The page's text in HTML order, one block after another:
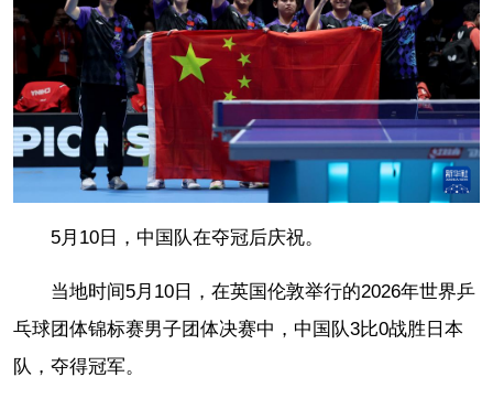
国情 助残 一带一路
海洋 草原 湾区
联盟 心理 老年
5月10日，中国队在夺冠后庆祝。
当地时间5月10日，在英国伦敦举行的2026年世界乒
乓球团体锦标赛男子团体决赛中，中国队3比0战胜日本
队，夺得冠军。